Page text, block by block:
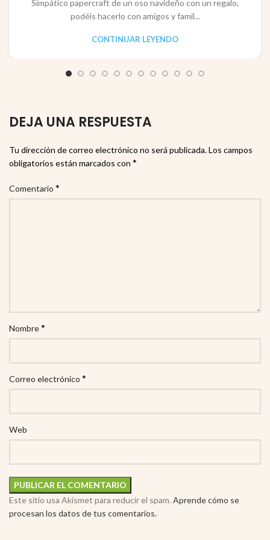
Simpático papercraft de un oso navideño con un regalo,
podéis hacerlo con amigos y famil...
CONTINUAR LEYENDO
DEJA UNA RESPUESTA
Tu dirección de correo electrónico no será publicada.Los campos
obligatorios están marcados con *
Comentario *
Nombre*
Correo electrónico *
Web
Este sitio usa Akismet para reducir el spam. Aprende cómo se
procesan los datos de tus comentarios.